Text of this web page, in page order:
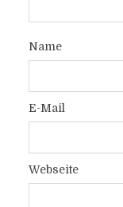
Name
E-Mail
Webseite